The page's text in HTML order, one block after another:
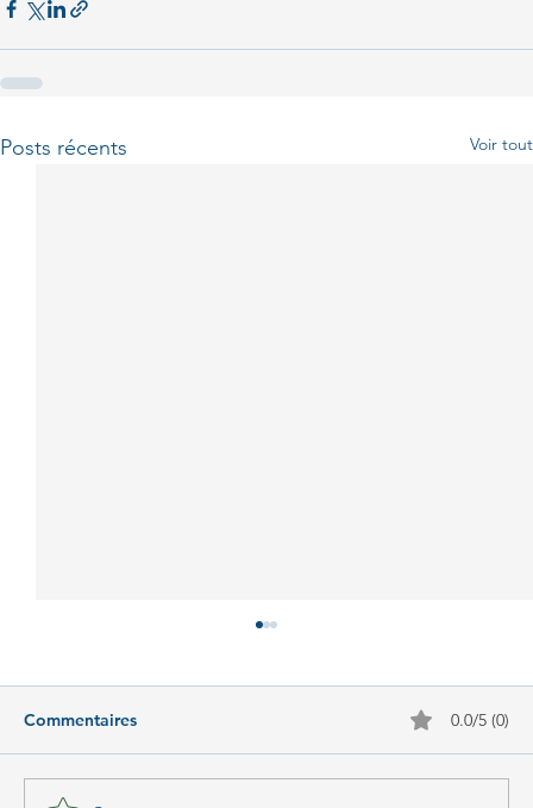
La consultation de Micronutrition et le suivi en Nutrition
Posts récents Voir tout
Commentaires 0.0/5 (0)